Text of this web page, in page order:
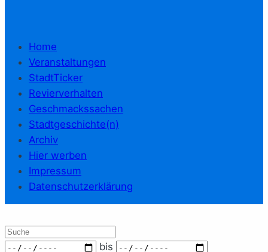
Home
Veranstaltungen
StadtTicker
Revierverhalten
Geschmackssachen
Stadtgeschichte(n)
Archiv
Hier werben
Impressum
Datenschutzerklärung
Suche
Zeitraum
bis